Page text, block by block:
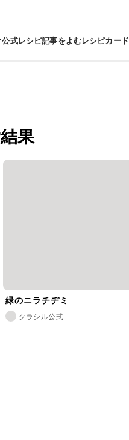
公式レシピ記事をよむレシピカード
果
緑のニラチヂミ
クラシル公式